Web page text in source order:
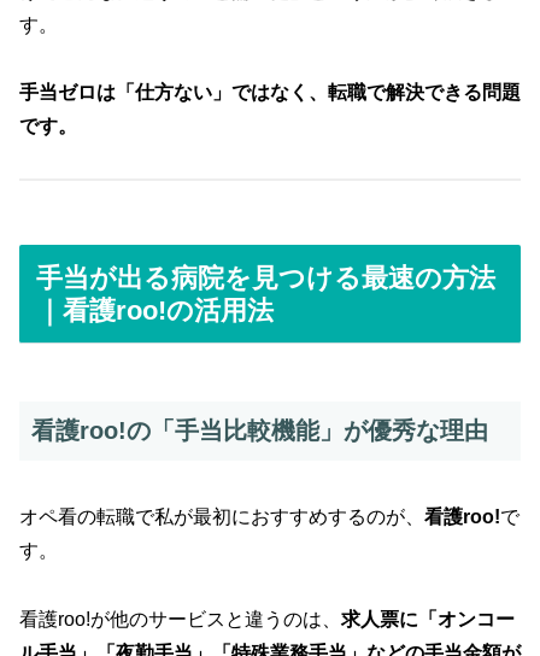
す。
手当ゼロは「仕方ない」ではなく、転職で解決できる問題
です。
手当が出る病院を見つける最速の方法
｜看護roo!の活用法
看護roo!の「手当比較機能」が優秀な理由
オペ看の転職で私が最初におすすめするのが、 看護roo!で
す。
看護roo!が他のサービスと違うのは、 求人票に「オンコー